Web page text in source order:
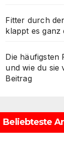
Fitter durch
klappt es ganz
Die häufigsten
und wie du sie
Beitrag
Beliebteste